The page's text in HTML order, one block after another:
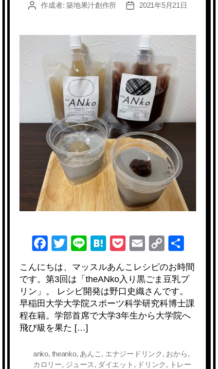
投
作成者:築地果汁創作所
投
2021年5月21日
F
c
e
b
o
o
k
T
tt
er
Li
e
H
at
e
n
a
P
ck
et
E
m
ail
C
p
y
Li
n
共
有
こんにちは、マッスルあんこレシピのお時間
です。第3回は「theANko入り黒ごま豆乳プ
リン」。 レシピ開発は野口史織さんです。
早稲田大学大学院スポーツ科学研究科博士課
程在籍。学部首席で大学3年生から大学院へ
飛び級を果た […]
anko, theanko, あんこ , エナジードリンク , おから,
カロリー, ジュース, ダイエット , ドリンク , トレー